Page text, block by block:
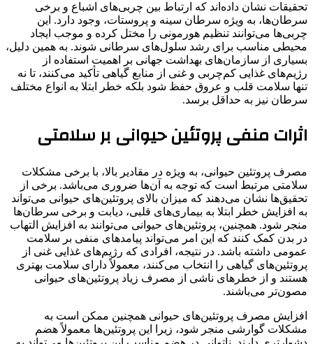
تحقیقات نشان داده‌اند که ارتباط بین چربی‌های اشباع و برخی
سرطان‌ها، به ویژه سرطان سینه و پروستات، وجود دارد. این
چربی‌ها می‌توانند تنظیم هورمونی را مختل کرده و موجب ایجاد
محیطی مناسب برای رشد سلول‌های سرطانی شوند. به همین دلیل،
بسیاری از سازمان‌های بهداشت جهانی بر اهمیت استفاده از
رژیم‌های غذایی کم‌چربی و غنی از منابع گیاهی تأکید می‌کنند، تا نه
تنها سلامت قلب و عروق حفظ شود بلکه خطر ابتلا به انواع مختلف
سرطان نیز به حداقل برسد.
اثرات منفی پروتئین حیوانی بر سلامتی
مصرف پروتئین حیوانی، به ویژه در مقادیر بالا، با برخی مشکلات
سلامتی مرتبط است که توجه به آن‌ها ضروری می‌باشد. برخی از
تحقیق‌ها نشان می‌دهند که میزان بالای پروتئین‌های حیوانی می‌تواند
به افزایش خطر ابتلا به بیماری‌های قلبی، دیابت و برخی سرطان‌ها
منجر شود. همچنین، پروتئین‌های حیوانی می‌توانند به افزایش التهاب
در بدن کمک کنند که این امر می‌تواند پیامدهای منفی بر سلامت
عمومی داشته باشد. در نتیجه، افرادی که رژیم‌های غذایی غنی از
پروتئین‌های گیاهی را انتخاب می‌کنند، معمولاً دارای سلامت بهتری
هستند و از خطرهای ناشی از مصرف زیاد پروتئین‌های حیوانی
مصون‌تر می‌باشند.
افزایش مصرف پروتئین‌های حیوانی همچنین ممکن است به
مشکلات گوارشی منجر شود، زیرا این پروتئین‌ها معمولاً هضم